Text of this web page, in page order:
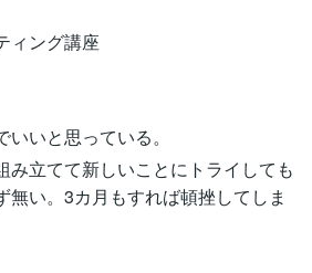
ィング講座
いと思っている。
み立てて新しいことにトライしても
無い。3カ月もすれば頓挫してしま